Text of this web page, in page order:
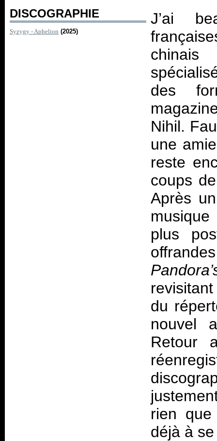
DISCOGRAPHIE
Syzygy - Aphelion (2025)
J’ai
des
Nihil.
une
reste
coups
Après
plus
du
nouvel
Retour
rien
déjà à